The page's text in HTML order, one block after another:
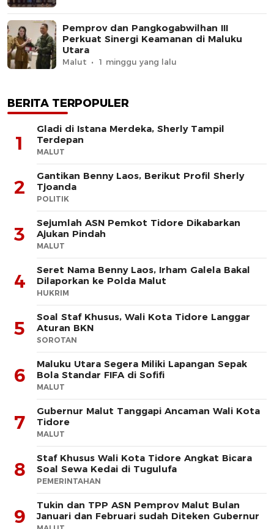
Pemprov dan Pangkogabwilhan III
Perkuat Sinergi Keamanan di Maluku
Utara
Malut 1 minggu yang lalu
BERITA TERPOPULER
1
Gladi di Istana Merdeka, Sherly Tampil
Terdepan
MALUT
2
Gantikan Benny Laos, Berikut Profil Sherly
Tjoanda
POLITIK
3
Sejumlah ASN Pemkot Tidore Dikabarkan
Ajukan Pindah
MALUT
4
Seret Nama Benny Laos, Irham Galela Bakal
Dilaporkan ke Polda Malut
HUKRIM
5
Soal Staf Khusus, Wali Kota Tidore Langgar
Aturan BKN
SOROTAN
6
Maluku Utara Segera Miliki Lapangan Sepak
Bola Standar FIFA di Sofifi
MALUT
7
Gubernur Malut Tanggapi Ancaman Wali Kota
Tidore
MALUT
8
Staf Khusus Wali Kota Tidore Angkat Bicara
Soal Sewa Kedai di Tugulufa
PEMERINTAHAN
9
Tukin dan TPP ASN Pemprov Malut Bulan
Januari dan Februari sudah Diteken Gubernur